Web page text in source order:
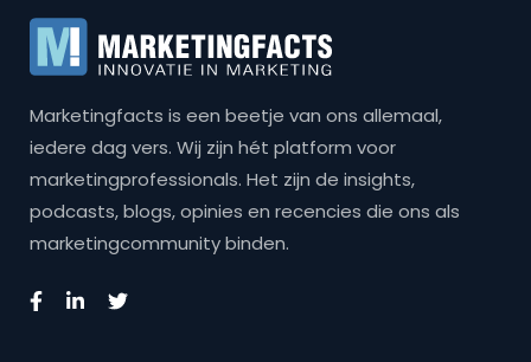
Marketingfacts is een beetje van ons allemaal,
iedere dag vers. Wij zijn hét platform voor
marketingprofessionals. Het zijn de insights,
podcasts, blogs, opinies en recencies die ons als
marketingcommunity binden.